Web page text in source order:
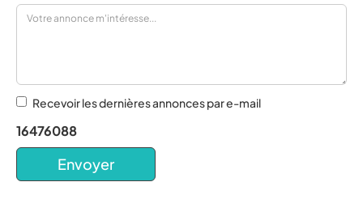
Recevoir les dernières annonces par e-mail
16476088